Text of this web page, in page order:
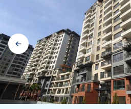
Galerij
navigatie